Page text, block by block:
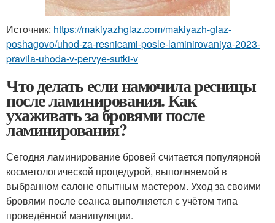
Источник: https://makiyazhglaz.com/makiyazh-glaz-
poshagovo/uhod-za-resnicami-posle-laminirovaniya-2023-
pravila-uhoda-v-pervye-sutki-v
Что делать если намочила ресницы
после ламинирования. Как
ухаживать за бровями после
ламинирования?
Сегодня ламинирование бровей считается популярной
косметологической процедурой, выполняемой в
выбранном салоне опытным мастером. Уход за своими
бровями после сеанса выполняется с учётом типа
проведённой манипуляции.